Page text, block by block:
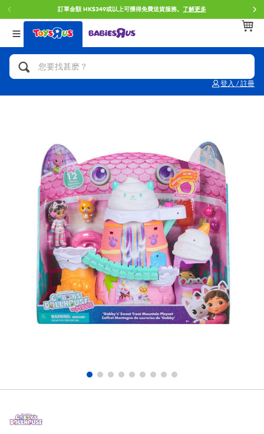
訂單金額 HK$349或以上可獲得免費送貨服務。了解更多
登入 / 註冊
返回
分類目錄
人氣英雄,角色扮演,射擊玩具
玩具車,貨車,火車及遙控系列
手工藝,文具,蠟筆,泥膠,畫板
娃娃, 芭比,收藏公仔
電子玩具
遊戲及拼圖系列
戶外及運動用品
返回
品牌
Brunch Brother 早午餐兄弟
Mini Brands
Play-Doh培樂多
Pokemon寶可夢
playpop
LEGO樂高
返回
年齢
0~2歳
8~11歳
12~14歳
14歳以上